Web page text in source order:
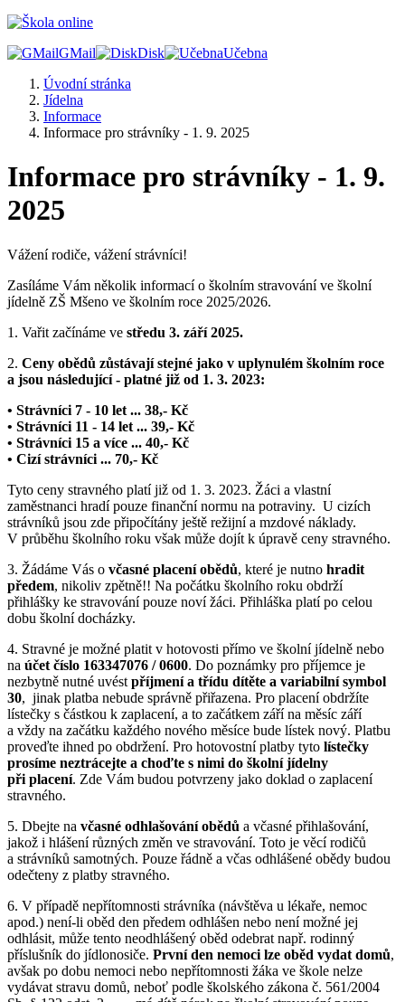
GMail Disk
Učebna
Úvodní stránka
Jídelna
Informace
Informace pro strávníky - 1. 9. 2025
Informace pro strávníky - 1. 9.
2025
Vážení rodiče, vážení strávníci!
Zasíláme Vám několik informací o školním stravování ve školní
jídelně ZŠ Mšeno ve školním roce 2025/2026.
1. Vařit začínáme ve středu 3. září 2025.
2. Ceny obědů zůstávají stejné jako v uplynulém školním roce
a jsou následující - platné již od 1. 3. 2023:
• Strávníci 7 - 10 let ... 38,- Kč
• Strávníci 11 - 14 let ... 39,- Kč
• Strávníci 15 a více ... 40,- Kč
• Cizí strávníci ... 70,- Kč
Tyto ceny stravného platí již od 1. 3. 2023. Žáci a vlastní
zaměstnanci hradí pouze finanční normu na potraviny. U cizích
strávníků jsou zde připočítány ještě režijní a mzdové náklady.
V průběhu školního roku však může dojít k úpravě ceny stravného.
3. Žádáme Vás o včasné placení obědů, které je nutno hradit
předem, nikoliv zpětně!! Na počátku školního roku obdrží
přihlášky ke stravování pouze noví žáci. Přihláška platí po celou
dobu školní docházky.
4. Stravné je možné platit v hotovosti přímo ve školní jídelně nebo
na účet číslo 163347076 / 0600. Do poznámky pro příjemce je
nezbytně nutné uvést příjmení a třídu dítěte a variabilní symbol
30, jinak platba nebude správně přiřazena. Pro placení obdržíte
lístečky s částkou k zaplacení, a to začátkem září na měsíc září
a vždy na začátku každého nového měsíce bude lístek nový. Platbu
proveďte ihned po obdržení. Pro hotovostní platby tyto lístečky
prosíme neztrácejte a choďte s nimi do školní jídelny
při placení. Zde Vám budou potvrzeny jako doklad o zaplacení
stravného.
5. Dbejte na včasné odhlašování obědů a včasné přihlašování,
jakož i hlášení různých změn ve stravování. Toto je věcí rodičů
a strávníků samotných. Pouze řádně a včas odhlášené obědy budou
odečteny z platby stravného.
6. V případě nepřítomnosti strávníka (návštěva u lékaře, nemoc
apod.) není-li oběd den předem odhlášen nebo není možné jej
odhlásit, může tento neodhlášený oběd odebrat např. rodinný
příslušník do jídlonosiče. První den nemoci lze oběd vydat domů,
avšak po dobu nemoci nebo nepřítomnosti žáka ve škole nelze
vydávat stravu domů, neboť podle školského zákona č. 561/2004